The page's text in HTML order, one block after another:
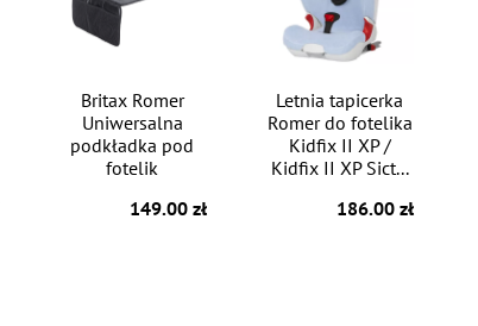
Britax Romer
Uniwersalna
podkładka pod
fotelik
149.00 zł
Letnia tapicerka
Romer do fotelika
Kidfix II XP /
Kidfix II XP Sict...
186.00 zł